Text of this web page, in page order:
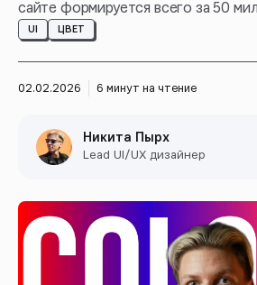
сайте формируется всего за 50
UI ЦВЕТ
02.02.2026 6 минут на чтение
Никита Пырх
Lead UI/UX дизайнер